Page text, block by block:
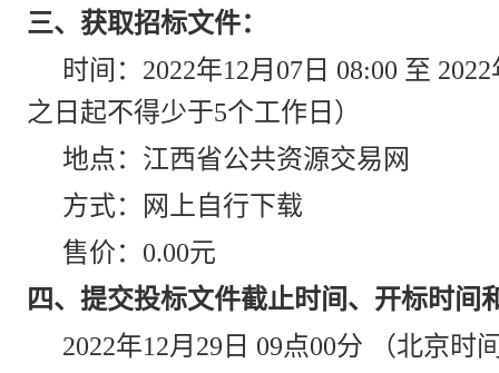
三、获取招标文件：
时间：2022年12月07日 08:00 至
之日起不得少于5个工作日）
地点：江西省公共资源交易网
方式：网上自行下载
售价：0.00元
四、提交投标文件截止时间、开标时间
2022年12月29日 09点00分 （北京